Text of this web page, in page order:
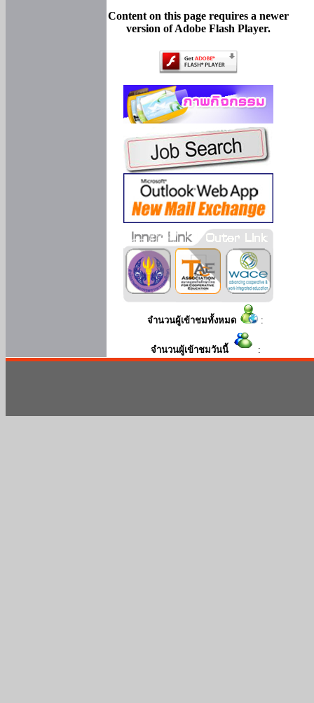
Content on this page requires a newer
version of Adobe Flash Player.
จำนวนผู้เข้าชมทั้งหมด :
จำนวนผู้เข้าชมวันนี้ :